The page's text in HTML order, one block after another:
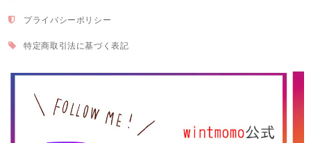
プライバシーポリシー
特定商取引法に基づく表記